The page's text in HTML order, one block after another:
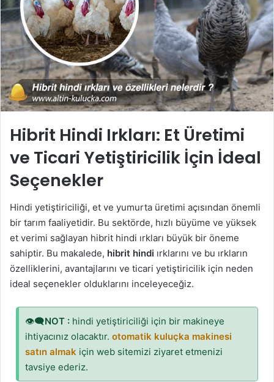
Hibrit Hindi Irkları: Et Üretimi
ve Ticari Yetiştiricilik İçin İdeal
Seçenekler
Hindi yetiştiriciliği, et ve yumurta üretimi açısından önemli
bir tarım faaliyetidir. Bu sektörde, hızlı büyüme ve yüksek
et verimi sağlayan hibrit hindi ırkları büyük bir öneme
sahiptir. Bu makalede, hibrit hindi ırklarını ve bu ırkların
özelliklerini, avantajlarını ve ticari yetiştiricilik için neden
ideal seçenekler olduklarını inceleyeceğiz.
👁‍🗨NOT : hindi yetiştiriciliği için bir makineye
ihtiyacınız olacaktır. otomatik kuluçka makinesi
satın almak için web sitemizi ziyaret etmenizi
tavsiye ederiz.